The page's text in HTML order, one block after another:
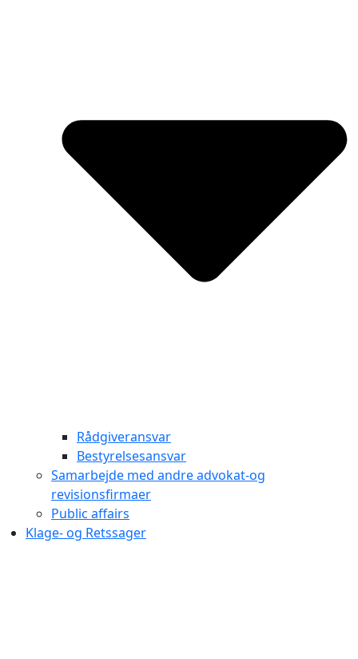
Rådgiveransvar
Bestyrelsesansvar
Samarbejde med andre advokat-og
revisionsfirmaer
Public affairs
Klage- og Retssager